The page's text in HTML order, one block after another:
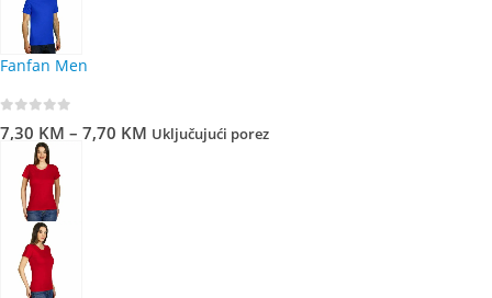
Fanfan Men
7,30 KM – 7,70 KM Uključujući porez